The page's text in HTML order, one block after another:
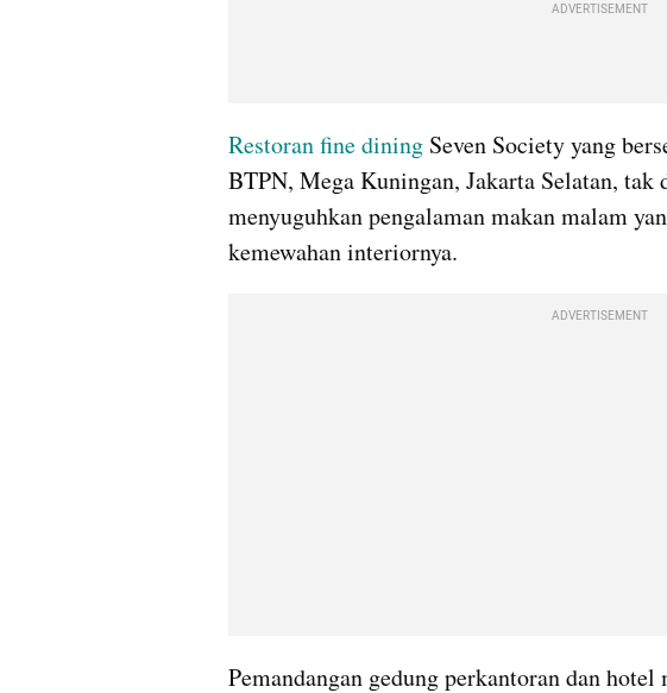
ADVERTISEMENT
Restoranfine dining Seven Society yang
BTPN, Mega Kuningan, Jakarta Selatan, tak
menyuguhkan pengalaman makan malam
kemewahan interiornya.
ADVERTISEMENT
Pemandangan gedung perkantoran dan